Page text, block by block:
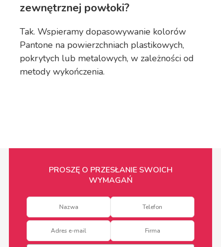
zewnętrznej powłoki?
Tak. Wspieramy dopasowywanie kolorów
Pantone na powierzchniach plastikowych,
pokrytych lub metalowych, w zależności od
metody wykończenia.
PROSZĘ O PRZESŁANIE SWOICH
WYMAGAŃ